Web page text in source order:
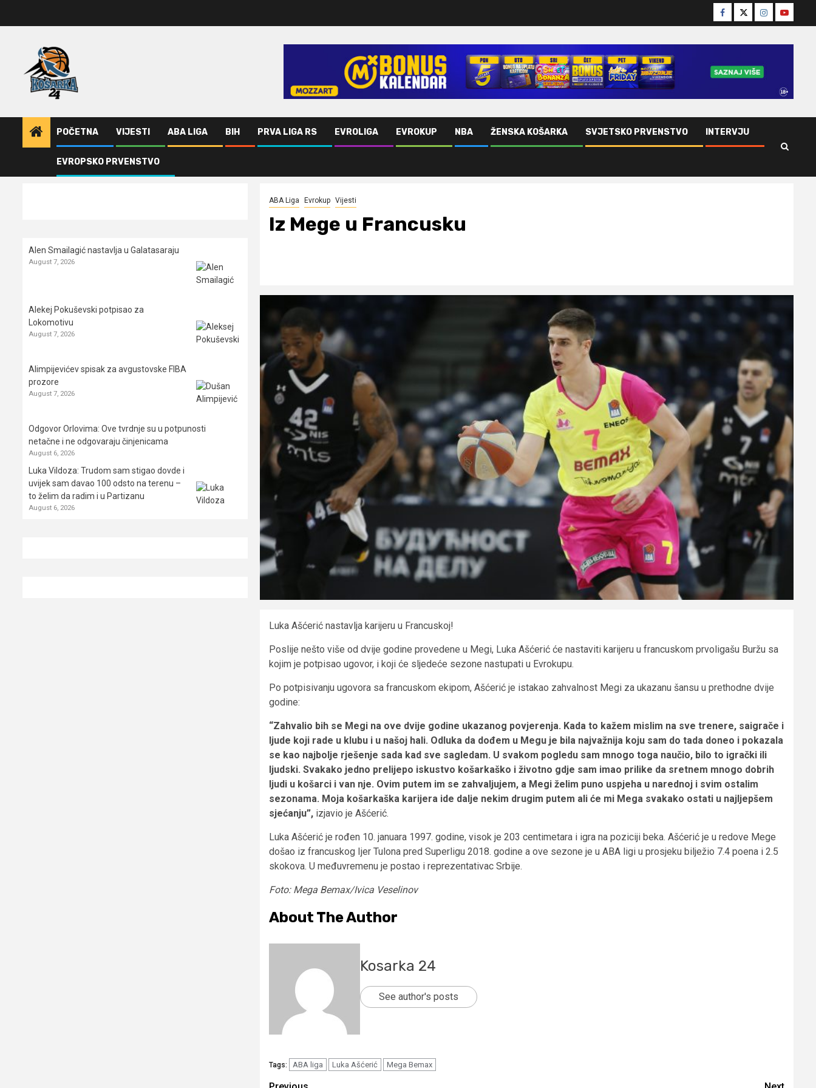
Facebook
TwitterInstagram
Youtube
POČETNA VIJESTI ABA LIGA BIH PRVA LIGA RS EVROLIGA EVROKUP NBA ŽENSKA KOŠARKA SVJETSKO PRVENSTVO INTERVJU
EVROPSKO PRVENSTVO
ABA Liga Iz Mege u Francusku
ABA Liga Evrokup Vijesti
Iz Mege u Francusku
Luka Ašćerić nastavlja karijeru u Francuskoj!
Poslije nešto više od dvije godine provedene u Megi, Luka Ašćerić će nastaviti karijeru u francuskom prvoligašu Buržu sa
kojim je potpisao ugovor, i koji će sljedeće sezone nastupati u Evrokupu.
Po potpisivanju ugovora sa francuskom ekipom, Ašćerić je istakao zahvalnost Megi za ukazanu šansu u prethodne dvije
godine:
“Zahvalio bih se Megi na ove dvije godine ukazanog povjerenja. Kada to kažem mislim na sve trenere, saigrače i
ljude koji rade u klubu i u našoj hali. Odluka da dođem u Megu je bila najvažnija koju sam do tada doneo i pokazala
se kao najbolje rješenje sada kad sve sagledam. U svakom pogledu sam mnogo toga naučio, bilo to igrački ili
ljudski. Svakako jedno prelijepo iskustvo košarkaško i životno gdje sam imao prilike da sretnem mnogo dobrih
ljudi u košarci i van nje. Ovim putem im se zahvaljujem, a Megi želim puno uspjeha u narednoj i svim ostalim
sezonama. Moja košarkaška karijera ide dalje nekim drugim putem ali će mi Mega svakako ostati u najljepšem
sjećanju”, izjavio je Ašćerić.
Luka Ašćerić je rođen 10. januara 1997. godine, visok je 203 centimetara i igra na poziciji beka. Ašćerić je u redove Mege
došao iz francuskog Ijer Tulona pred Superligu 2018. godine a ove sezone je u ABA ligi u prosjeku bilježio 7.4 poena i 2.5
skokova. U međuvremenu je postao i reprezentativac Srbije.
Foto: Mega Bemax/Ivica Veselinov
About The Author
Kosarka 24
See author's posts
Tags: ABA liga Luka Ašćerić Mega Bemax
Alen Smailagić nastavlja u Galatasaraju
August 7, 2026
Alekej Pokuševski potpisao za
Lokomotivu
August 7, 2026
Alimpijevićev spisak za avgustovske FIBA
prozore
August 7, 2026
Odgovor Orlovima: ​Ove tvrdnje su u potpunosti
netačne i ne odgovaraju činjenicama
August 6, 2026
Luka Vildoza: Trudom sam stigao dovde i
uvijek sam davao 100 odsto na terenu –
to želim da radim i u Partizanu
August 6, 2026